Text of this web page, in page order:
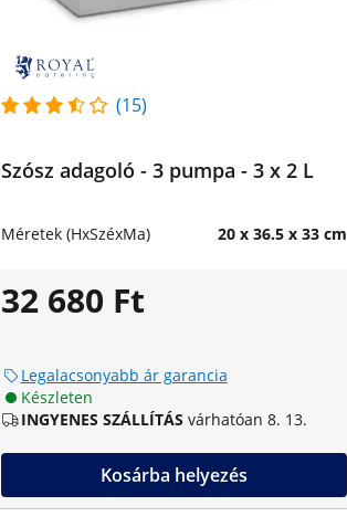
(15)
Szósz adagoló - 3 pumpa - 3 x 2 L
Méretek (HxSzéxMa) 20 x 36.5 x 33 cm
32 680 Ft
Legalacsonyabb ár garancia
Készleten
INGYENES SZÁLLÍTÁS várhatóan 8. 13.
Kosárba helyezés